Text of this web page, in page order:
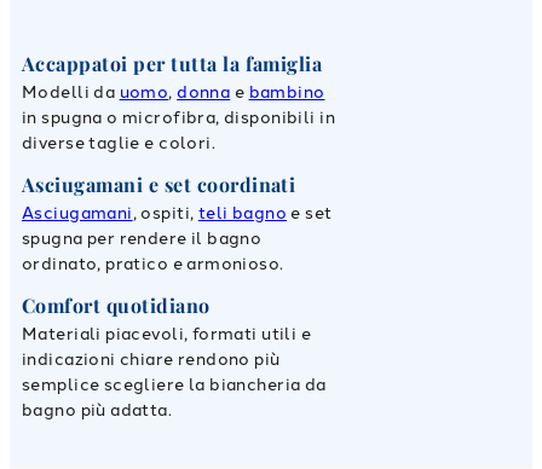
Accappatoi per tutta la famiglia
Modelli da uomo,donna e bambino
in spugna o microfibra, disponibili in
diverse taglie e colori.
Asciugamani e set coordinati
Asciugamani, ospiti, teli bagno e set
spugna per rendere il bagno
ordinato, pratico e armonioso.
Comfort quotidiano
Materiali piacevoli, formati utili e
indicazioni chiare rendono più
semplice scegliere la biancheria da
bagno più adatta.